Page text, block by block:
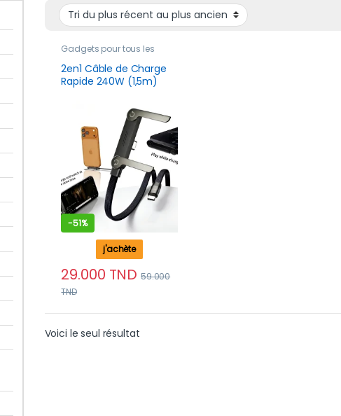
Gadgets pour tous les
jours,Nouveau produit
Smartphone
2en1 Câble de Charge
Rapide 240W (1,5m)
Intégré – Cordon
Robuste pour
Smartphones et
Tablettes
-51%
29.000 TND 59.000
TND
j'achète
Voici le seul résultat